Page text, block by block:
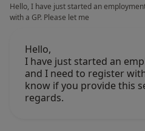
Hello, I have just started an
with a GP. Please let me
Hello,
I have just started an
and I need to register
know if you provide this
regards.